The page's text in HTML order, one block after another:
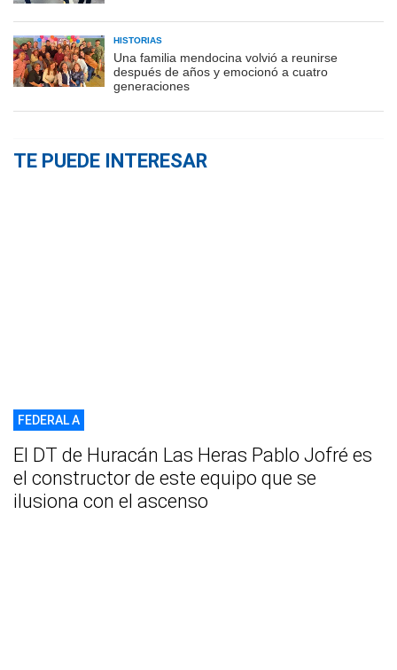
HISTORIAS
Una familia mendocina volvió a reunirse
después de años y emocionó a cuatro
generaciones
TE PUEDE INTERESAR
FEDERAL A
El DT de Huracán Las Heras Pablo Jofré es
el constructor de este equipo que se
ilusiona con el ascenso